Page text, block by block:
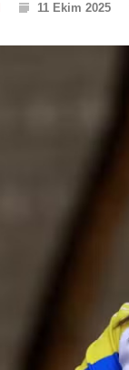
11 Ekim 2025